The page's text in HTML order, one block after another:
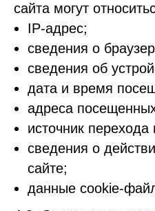
сайта могут
IP-адрес;
сведения о
сведения об
дата и время
адреса
источник перехода
сведения о
сайте;
данные cookie-